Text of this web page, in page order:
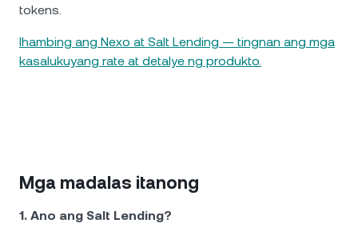
tokens.
Ihambing ang Nexo at Salt Lending — tingnan ang mga
kasalukuyang rate at detalye ng produkto.
Mga madalas itanong
1. Ano ang Salt Lending?